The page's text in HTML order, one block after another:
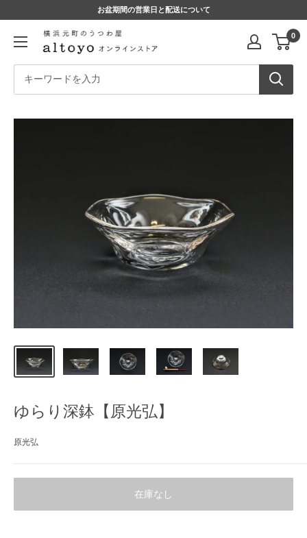
お盆期間の営業日と配送について
altoyo
online
0
ゆらり深鉢【原光弘】
原光弘
在庫なし